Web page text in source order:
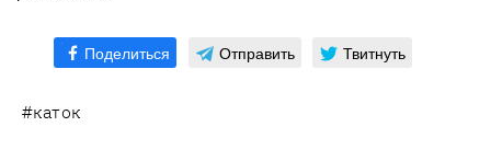
Поделиться Отправить Твитнуть
#каток